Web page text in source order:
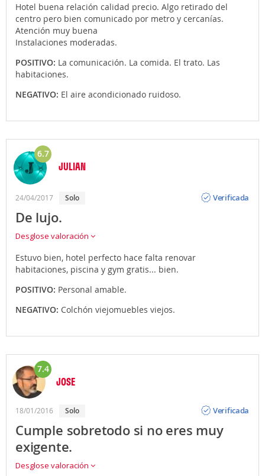
Hotel buena relación calidad precio. Algo retirado del
centro pero bien comunicado por metro y cercanías.
Atención muy buena
Instalaciones moderadas.
POSITIVO: La comunicación. La comida. El trato. Las
habitaciones.
NEGATIVO: El aire acondicionado ruidoso.
6.7
JULIAN
24/04/2017 solo
Verificada
De lujo.
Desglose valoración
Estuvo bien, hotel perfecto hace falta renovar
habitaciones, piscina y gym gratis... bien.
POSITIVO: Personal amable.
NEGATIVO: Colchón viejomuebles viejos.
7.4
JOSE
18/01/2016 solo
Verificada
Cumple sobretodo si no eres muy
exigente.
Desglose valoración